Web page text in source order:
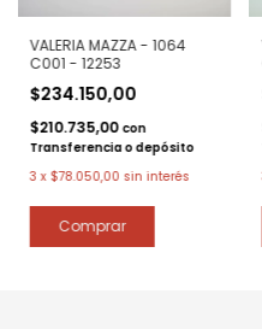
VALERIA MAZZA - 1064
C001 - 12253
$234.150,00
$210.735,00 con
Transferencia o depósito
3 x $78.050,00 sin interés